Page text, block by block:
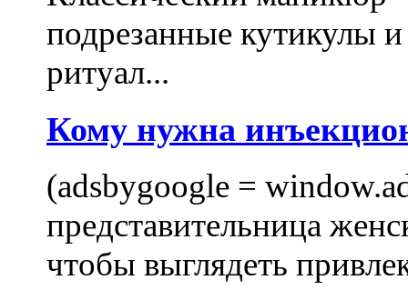
подрезанные кутикулы
ритуал...
Кому нужна
(adsbygoogle =
представительница
чтобы выглядеть